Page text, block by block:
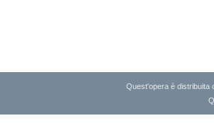
Quest'opera è distribuita